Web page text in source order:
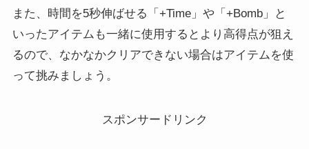
また、時間を5秒伸ばせる「+Time」や「+Bomb」と
いったアイテムも一緒に使用するとより高得点が狙え
るので、なかなかクリアできない場合はアイテムを使
って挑みましょう。
スポンサードリンク